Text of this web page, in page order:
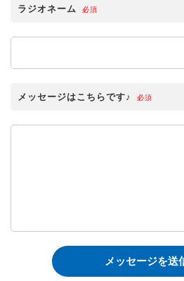
ラジオネーム 必須
メッセージはこちらです♪ 必須